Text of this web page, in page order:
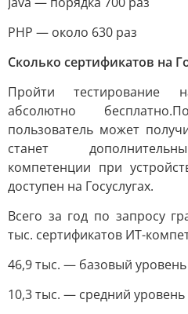
PHP — около 630 раз
Сколько сертификатов на
Пройти тестирование
абсолютно бесплатно.
пользователь может
станет
компетенции при
доступен на Госуслугах.
Всего за год по запросу
тыс. сертификатов ИТ-
46,9 тыс. — базовый уровень
10,3 тыс. — средний уровень